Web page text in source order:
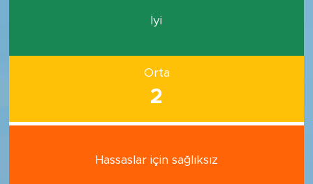
İyi
Orta
2
Hassaslar için sağlıksız